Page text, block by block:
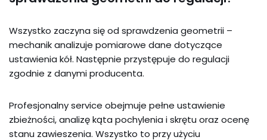
Wszystko zaczyna się od sprawdzenia geometrii –
mechanik analizuje pomiarowe dane dotyczące
ustawienia kół. Następnie przystępuje do regulacji
zgodnie z danymi producenta.
Profesjonalny service obejmuje pełne ustawienie
zbieżności, analizę kąta pochylenia i skrętu oraz ocenę
stanu zawieszenia. Wszystko to przy użyciu